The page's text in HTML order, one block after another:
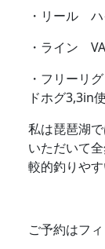
・リール
・ライン
・フリーリ
ドホグ3,3in
私は琵琶湖
いただいて
較的釣りや
ご予約はフ